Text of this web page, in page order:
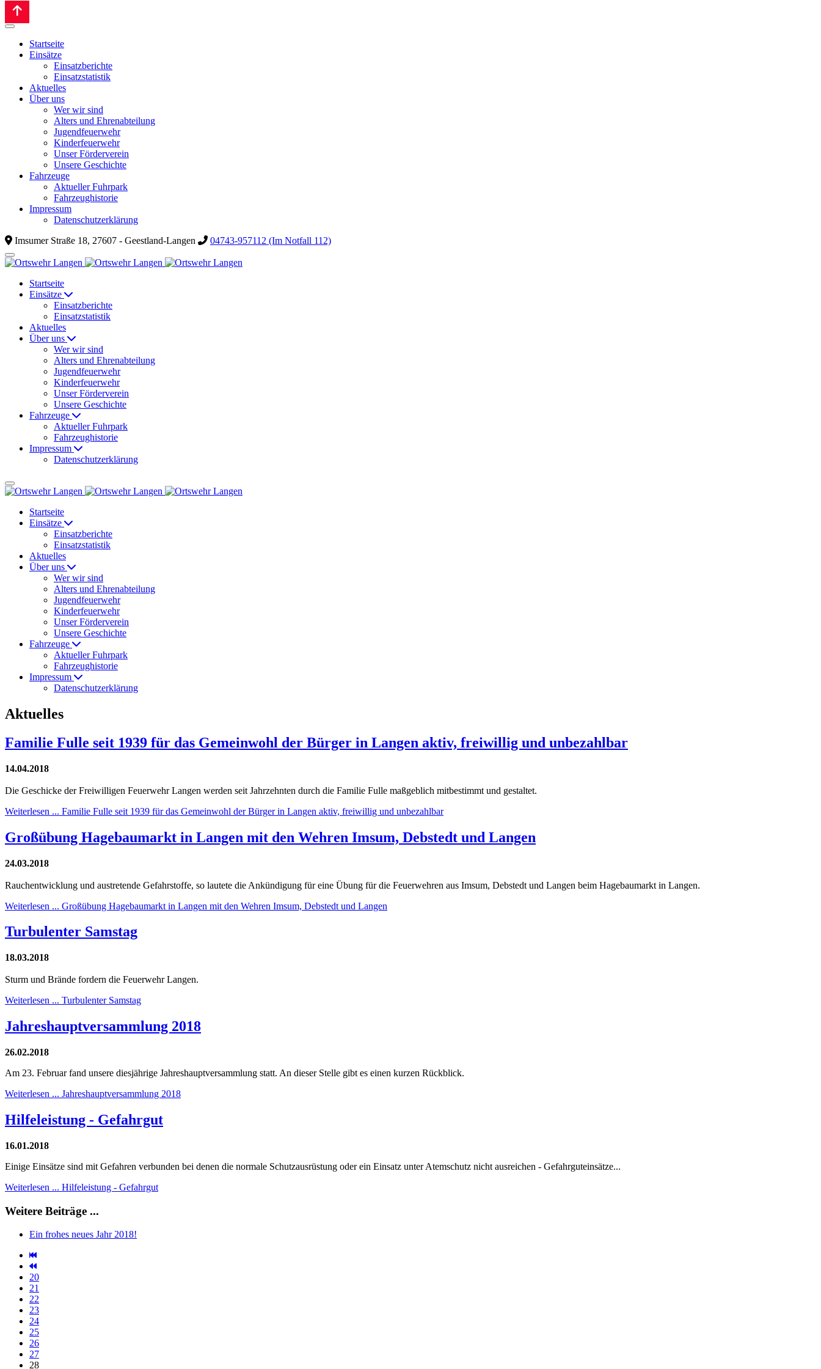
Startseite
Einsätze
Einsatzberichte
Einsatzstatistik
Aktuelles
Über uns
Wer wir sind
Alters und Ehrenabteilung
Jugendfeuerwehr
Kinderfeuerwehr
Unser Förderverein
Unsere Geschichte
Fahrzeuge
Aktueller Fuhrpark
Fahrzeughistorie
Impressum
Datenschutzerklärung
Imsumer Straße 18, 27607 - Geestland-Langen
04743-957112 (Im Notfall 112)
Startseite
Einsätze
Einsatzberichte
Einsatzstatistik
Aktuelles
Über uns
Wer wir sind
Alters und Ehrenabteilung
Jugendfeuerwehr
Kinderfeuerwehr
Unser Förderverein
Unsere Geschichte
Fahrzeuge
Aktueller Fuhrpark
Fahrzeughistorie
Impressum
Datenschutzerklärung
Startseite
Einsätze
Einsatzberichte
Einsatzstatistik
Aktuelles
Über uns
Wer wir sind
Alters und Ehrenabteilung
Jugendfeuerwehr
Kinderfeuerwehr
Unser Förderverein
Unsere Geschichte
Fahrzeuge
Aktueller Fuhrpark
Fahrzeughistorie
Impressum
Datenschutzerklärung
Aktuelles
Familie Fulle seit 1939 für das Gemeinwohl der Bürger in Langen aktiv, freiwillig und unbezahlbar
14.04.2018
Die Geschicke der Freiwilligen Feuerwehr Langen werden seit Jahrzehnten durch die Familie Fulle maßgeblich mitbestimmt und gestaltet.
Weiterlesen ... Familie Fulle seit 1939 für das Gemeinwohl der Bürger in Langen aktiv, freiwillig und unbezahlbar
Großübung Hagebaumarkt in Langen mit den Wehren Imsum, Debstedt und Langen
24.03.2018
Rauchentwicklung und austretende Gefahrstoffe, so lautete die Ankündigung für eine Übung für die Feuerwehren aus Imsum, Debstedt und Langen beim Hagebaumarkt in Langen.
Weiterlesen ... Großübung Hagebaumarkt in Langen mit den Wehren Imsum, Debstedt und Langen
Turbulenter Samstag
18.03.2018
Sturm und Brände fordern die Feuerwehr Langen.
Weiterlesen ... Turbulenter Samstag
Jahreshauptversammlung 2018
26.02.2018
Am 23. Februar fand unsere diesjährige Jahreshauptversammlung statt. An dieser Stelle gibt es einen kurzen Rückblick.
Weiterlesen ... Jahreshauptversammlung 2018
Hilfeleistung - Gefahrgut
16.01.2018
Einige Einsätze sind mit Gefahren verbunden bei denen die normale Schutzausrüstung oder ein Einsatz unter Atemschutz nicht ausreichen - Gefahrguteinsätze...
Weiterlesen ... Hilfeleistung - Gefahrgut
Weitere Beiträge ...
Ein frohes neues Jahr 2018!
20
21
22
23
24
25
26
27
28